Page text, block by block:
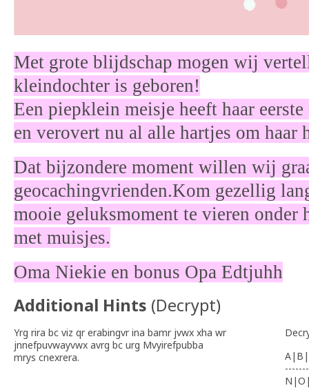
Met grote blijdschap mogen wij
kleindochter is geboren!
Een piepklein meisje heeft haar
en verovert nu al alle hartjes om haar
Dat bijzondere moment willen wij
geocachingvrienden.Kom gezellig
mooie geluksmoment te vieren onder
met muisjes.
Oma Niekie en bonus Opa Edtjuhh
Additional Hints (Decrypt)
Yrg rira bc viz qr erabingvr ina bamr jvwx xha wr
jnnefpuvwayvwx avrg bc urg Mvyirefpubba
mrys cnexrera.